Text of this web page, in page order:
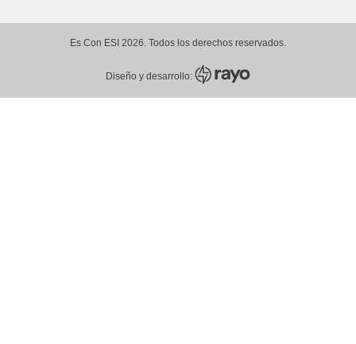
Es Con ESI 2026. Todos los derechos reservados.
Diseño y desarrollo: